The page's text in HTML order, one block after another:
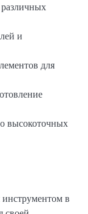
и
для
высокоточных
в